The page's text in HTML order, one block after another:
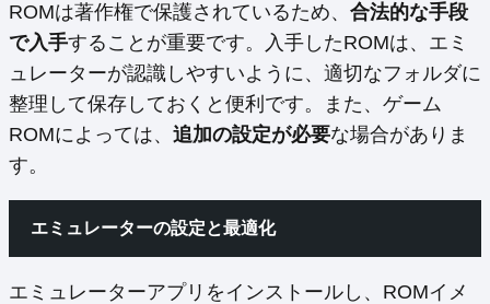
ROMは著作権で保護されているため、 合法的な手段
で入手することが重要です。入手したROMは、エミ
ュレーターが認識しやすいように、適切なフォルダに
整理して保存しておくと便利です。また、ゲーム
ROMによっては、 追加の設定が必要な場合がありま
す。
エミュレーターの設定と最適化
エミュレーターアプリをインストールし、ROMイメ